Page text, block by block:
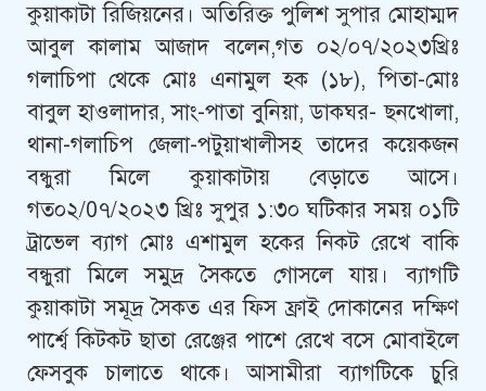
কুয়াকাটা রিজিয়নের। অতিরিক্ত পুলিশ সুপার মোহাম্মদ
আবুল কালাম আজাদ বলেন,গত ০২/০৭/২০২৩খ্রিঃ
গলাচিপা থেকে মোঃ এনামুল হক (১৮), পিতা-মোঃ
বাবুল হাওলাদার, সাং-পাতা বুনিয়া, ডাকঘর- ছনখোলা,
থানা-গলাচিপ জেলা-পটুয়াখালীসহ তাদের কয়েকজন
বন্ধুরা মিলে কুয়াকাটায় বেড়াতে আসে।
গত০২/0৭/২০২৩ খ্রিঃ সুপুর ১:৩০ ঘটিকার সময় ০১টি
ট্রাভেল ব্যাগ মোঃ এশামুল হকের নিকট রেখে বাকি
বন্ধুরা মিলে সমুদ্র সৈকতে গোসলে যায়। ব্যাগটি
কুয়াকাটা সমূদ্র সৈকত এর ফিস ফ্রাই দোকানের দক্ষিণ
পার্শ্বে কিটকট ছাতা রেঞ্জের পাশে রেখে বসে মোবাইলে
ফেসবুক চালাতে থাকে। আসামীরা ব্যাগটিকে চুরি